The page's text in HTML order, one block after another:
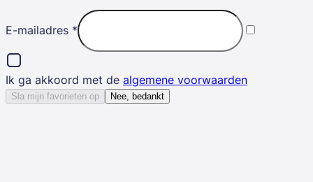
E-mailadres *
Ik ga akkoord met de algemene voorwaarden
Sla mijn favorieten op Nee, bedankt